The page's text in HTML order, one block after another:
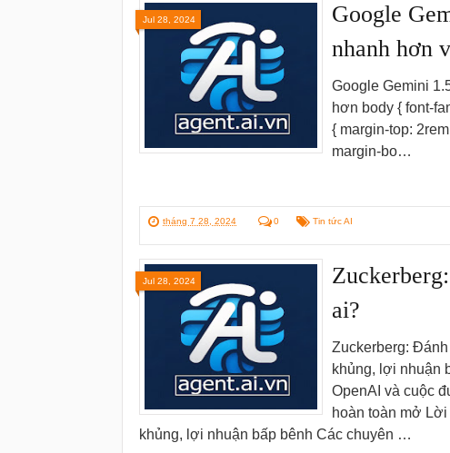
Google
nhanh hơn
Google Gemini
hơn body { font-
{ margin-top:
margin-bo…
tháng 7 28, 2024 0 Tin tức AI
Jul 28, 2024
ai?
Zuckerberg:
khủng, lợi nhuận
OpenAI và cuộc
hoàn toàn mở
khủng, lợi nhuận bấp bênh Các chuyên …
Jul 28, 2024